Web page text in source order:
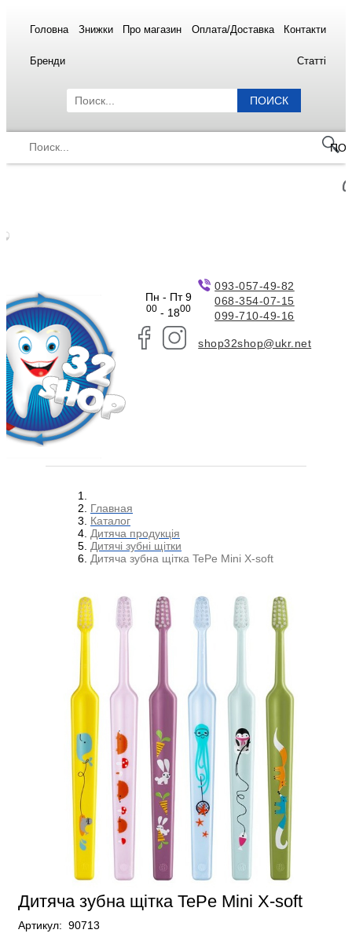
Головна Знижки Про магазин Оплата/Доставка Контакти
Бренди Статті
ПОИСК
Пн - Пт 9
00- 1800
093-057-49-82
068-354-07-15
099-710-49-16
shop32shop@ukr.net
Главная
Каталог
Дитяча продукція
Дитячі зубні щітки
Дитяча зубна щітка TePe Mini X-soft
Дитяча зубна щітка TePe Mini X-soft
Артикул: 90713